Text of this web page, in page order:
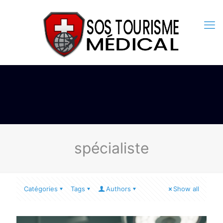
spécialiste
Catégories Tags Authors Show all